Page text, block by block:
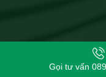
Gọi tư vấn